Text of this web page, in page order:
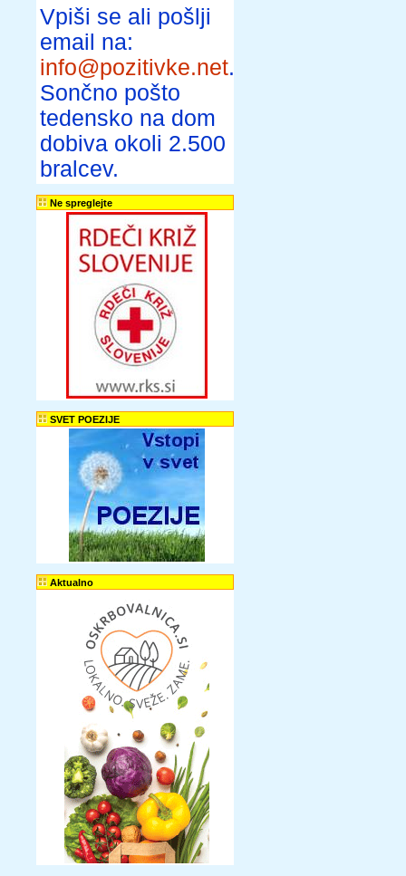
Vpiši se ali pošlji
email na:
info@pozitivke.net.
Sončno pošto
tedensko na dom
dobiva okoli 2.500
bralcev.
Ne spreglejte
SVET POEZIJE
Aktualno